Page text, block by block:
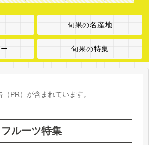
旬果の名産地
旬果の特集
PR）が含まれています。
フルーツ特集